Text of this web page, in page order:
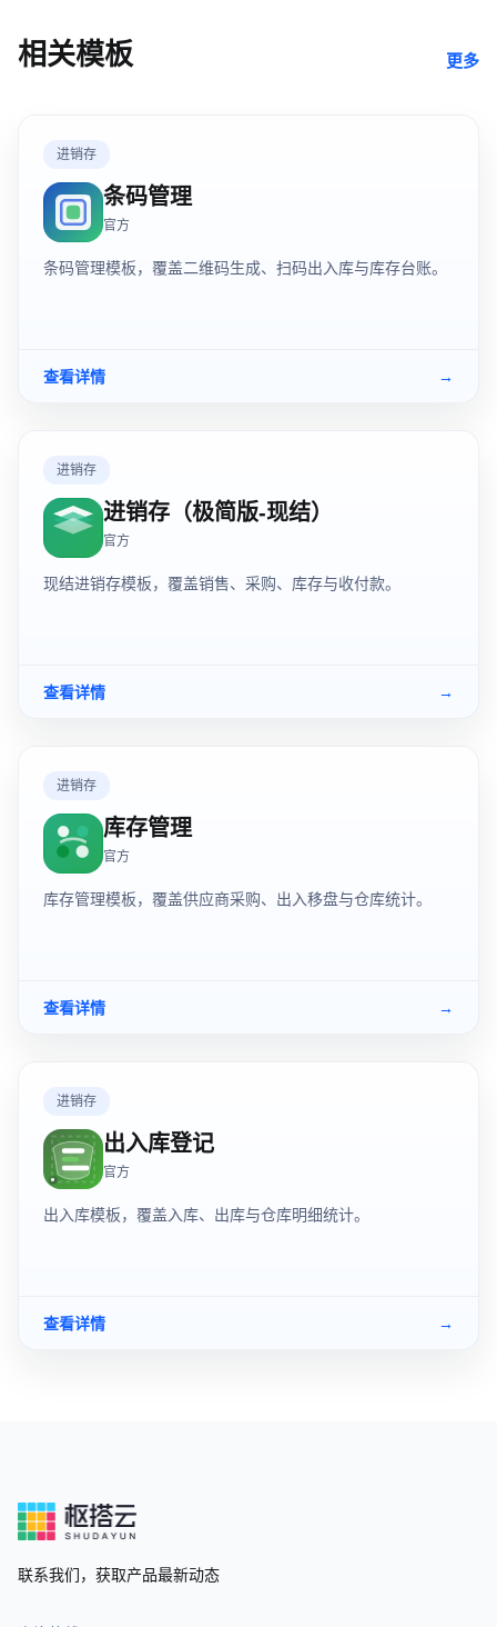
相关模板 更多
进销存
条码管理
官方
条码管理模板，覆盖二维码生成、扫码出入库与库存台账。
查看详情 →
进销存
进销存（极简版-现结）
官方
现结进销存模板，覆盖销售、采购、库存与收付款。
查看详情 →
进销存
库存管理
官方
库存管理模板，覆盖供应商采购、出入移盘与仓库统计。
查看详情 →
进销存
出入库登记
官方
出入库模板，覆盖入库、出库与仓库明细统计。
查看详情 →
联系我们，获取产品最新动态